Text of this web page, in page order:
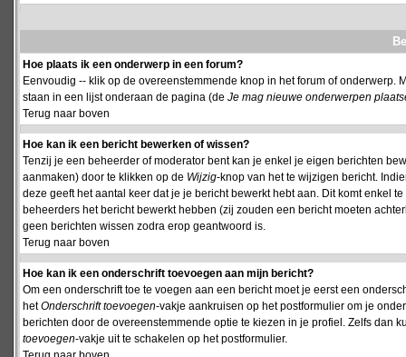
Hoe plaats ik een onderwerp in een forum?
Eenvoudig -- klik op de overeenstemmende knop in het forum of
staan in een lijst onderaan de pagina (de Je mag nieuwe onderwerpen
Terug naar boven
Hoe kan ik een bericht bewerken of wissen?
Tenzij je een beheerder of moderator bent kan je enkel je eigen berichten
aanmaken) door te klikken op de Wijzig-knop van het te wijzigen bericht.
deze geeft het aantal keer dat je je bericht bewerkt hebt aan. Dit komt enkel
beheerders het bericht bewerkt hebben (zij zouden een bericht moeten
geen berichten wissen zodra erop geantwoord is.
Terug naar boven
Hoe kan ik een onderschrift toevoegen aan mijn bericht?
Om een onderschrift toe te voegen aan een bericht moet je eerst een
hetOnderschrift toevoegen-vakje aankruisen op het postformulier om je
berichten door de overeenstemmende optie te kiezen in je profiel. Zelfs dan
toevoegen-vakje uit te schakelen op het postformulier.